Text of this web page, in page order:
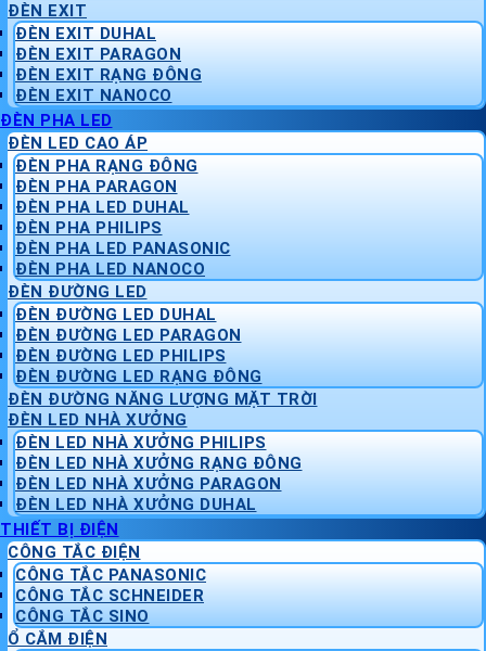
ĐÈN EXIT
ĐÈN EXIT DUHAL
ĐÈN EXIT PARAGON
ĐÈN EXIT RẠNG ĐÔNG
ĐÈN EXIT NANOCO
ĐÈN PHA LED
ĐÈN LED CAO ÁP
ĐÈN PHA RẠNG ĐÔNG
ĐÈN PHA PARAGON
ĐÈN PHA LED DUHAL
ĐÈN PHA PHILIPS
ĐÈN PHA LED PANASONIC
ĐÈN PHA LED NANOCO
ĐÈN ĐƯỜNG LED
ĐÈN ĐƯỜNG LED DUHAL
ĐÈN ĐƯỜNG LED PARAGON
ĐÈN ĐƯỜNG LED PHILIPS
ĐÈN ĐƯỜNG LED RẠNG ĐÔNG
ĐÈN ĐƯỜNG NĂNG LƯỢNG MẶT TRỜI
ĐÈN LED NHÀ XƯỞNG
ĐÈN LED NHÀ XƯỞNG PHILIPS
ĐÈN LED NHÀ XƯỞNG RẠNG ĐÔNG
ĐÈN LED NHÀ XƯỞNG PARAGON
ĐÈN LED NHÀ XƯỞNG DUHAL
THIẾT BỊ ĐIỆN
CÔNG TẮC ĐIỆN
CÔNG TẮC PANASONIC
CÔNG TẮC SCHNEIDER
CÔNG TẮC SINO
Ổ CẮM ĐIỆN